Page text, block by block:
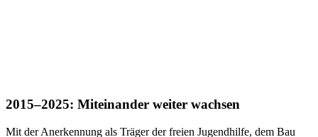
2015–2025: Miteinander weiter wachsen
Mit der Anerkennung als Träger der freien Jugendhilfe, dem Bau